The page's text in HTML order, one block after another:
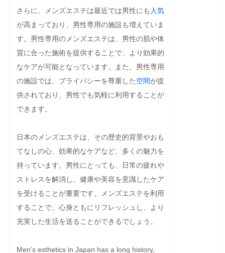
さらに、メンズエステは最近では男性にも 人気
が高まっており、男性専用の施設も増えていま
す。男性専用のメンズエステは、男性の肌や体
質に合った施術を提供することで、より効果的
なケアが可能となっています。また、男性専用
の施設では、プライバシーを尊重した空間が提
供されており、男性でも気軽に利用することが
できます。
日本のメンズエステは、その歴史的背景やおも
てなしの心、効果的なケアなど、多くの魅力を
持っています。男性にとっても、日常の疲れや
ストレスを解消し、健康や美容を意識したケア
を受けることが重要です。メンズエステを利用
することで、心身ともにリフレッシュし、より
充実した生活を送ることができるでしょう。
Men's esthetics in Japan has a long history,